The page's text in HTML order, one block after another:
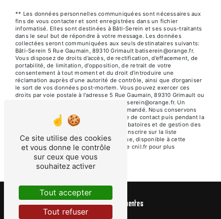
** Les données personnelles communiquées sont nécessaires aux
fins de vous contacter et sont enregistrées dans un fichier
informatisé. Elles sont destinées à Bâti-Serein et ses sous-traitants
dans le seul but de répondre à votre message. Les données
collectées seront communiquées aux seuls destinataires suivants:
Bâti-Serein 5 Rue Gaumain, 89310 Grimault batiserein@orange.fr.
Vous disposez de droits d’accès, de rectification, d’effacement, de
portabilité, de limitation, d’opposition, de retrait de votre
consentement à tout moment et du droit d’introduire une
réclamation auprès d’une autorité de contrôle, ainsi que d’organiser
le sort de vos données post-mortem. Vous pouvez exercer ces
droits par voie postale à l'adresse 5 Rue Gaumain, 89310 Grimault ou
par courrier électronique à l'adresse batiserein@orange.fr. Un
justificatif d'identité pourra vous être demandé. Nous conservons
vos données pendant la période de prise de contact puis pendant la
durée de prescription légale aux fins probatoires et de gestion des
contentieux. Vous avez le droit de vous inscrire sur la liste
d'opposition au démarchage téléphonique, disponible à cette
adresse: Bloctel.gouv.fr . Consultez le site cnil.fr pour plus
d’informations sur vos droits.
Recherches fréquentes
Ce site utilise des cookies
et vous donne le contrôle
sur ceux que vous
souhaitez activer
Tout accepter
Tout refuser